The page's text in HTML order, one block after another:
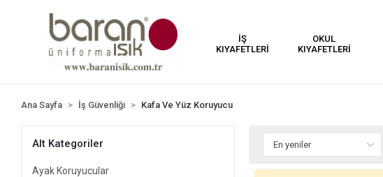
İŞ
KIYAFETLERİ
OKUL
KIYAFETLERİ
Ana Sayfa İş Güvenliği Kafa Ve Yüz Koruyucu
Alt Kategoriler
Ayak Koruyucular